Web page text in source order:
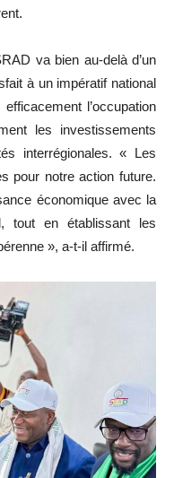
va bien au-delà d’un
à un impératif national
l’occupation
les investissements
interrégionales. « Les
pour notre action future.
économique avec la
tout en établissant les
», a-t-il affirmé.